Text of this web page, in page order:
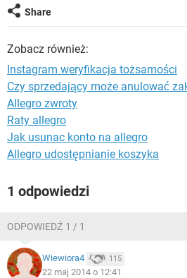
INSTAGRAM
Share
Zobacz również:
Instagram weryfikacja tożsamości
Czy sprzedający może anulować
Allegro zwroty
Raty allegro
Jak usunac konto na allegro
Allegro udostępnianie koszyka
1 odpowiedzi
ODPOWIEDŹ 1 / 1
Wiewiora4 115
22 maj 2014 o 12:41